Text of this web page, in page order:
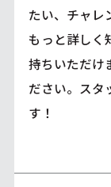
たい、チャレ
もっと詳しく
持ちいただけ
ださい。スタ
す！